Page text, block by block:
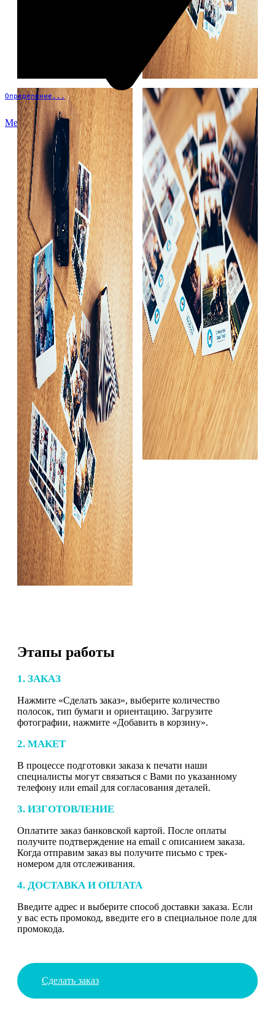
Определение...
Меню
Этапы работы
1. ЗАКАЗ
Нажмите «Сделать заказ», выберите количество
полосок, тип бумаги и ориентацию. Загрузите
фотографии, нажмите «Добавить в корзину».
2. МАКЕТ
В процессе подготовки заказа к печати наши
специалисты могут связаться с Вами по указанному
телефону или email для согласования деталей.
3. ИЗГОТОВЛЕНИЕ
Оплатите заказ банковской картой. После оплаты
получите подтверждение на email с описанием заказа.
Когда отправим заказ вы получите письмо с трек-
номером для отслеживания.
4. ДОСТАВКА И ОПЛАТА
Введите адрес и выберите способ доставки заказа. Если
у вас есть промокод, введите его в специальное поле для
промокода.
Сделать заказ